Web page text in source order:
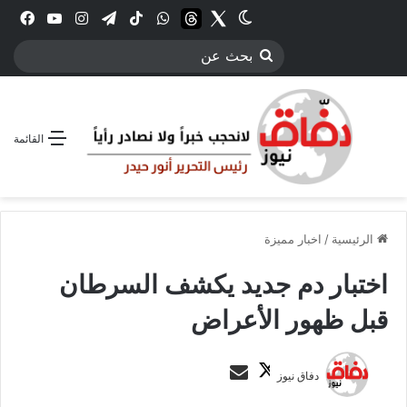
انستقرامتيلقرام‫TikTokواتسابthreadsTwitter
الوضع المظلم
بحث
القائمة
الرئيسية / اخبار مميزة
اختبار دم جديد يكشف السرطان
قبل ظهور الأعراض
دفاق نيوز
ت